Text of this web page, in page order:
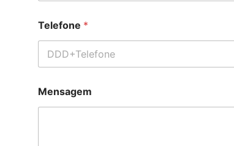
Telefone *
Mensagem